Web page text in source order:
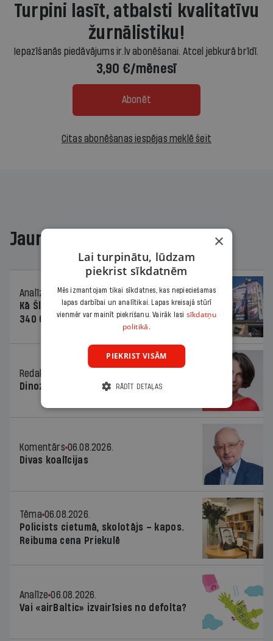
Turpini lasīt, atbalsti kvalitatīvu
žurnālistiku!
Iepazīšanās piedāvājums ir.lv abonēšanai. Atcel jebkurā brīdī.
3,90 €/mēnesī
Abonēt
Citas abonēšanas iespējas meklē šeit
Jaunākajā žurnālā
Analīze
06.08.2026.
Kā Šlesera partija palika nesodīta par
340 000 vērtu reklāmas kampaņu
Redaktores sleja
Dinozaura triks
Komentārs 06.08.2026.
Divas koalīcijas
Tēma 06.08.2026.
Policists cietumā, skolotājs – kapos.
Reibuma cena Priekulē
Analīze 06.08.2026.
Vai «airBaltic» izvairīsies no defolta?
×
Lai turpinātu, lūdzam
piekrist sīkdatnēm
Mēs izmantojam tikai sīkdatnes, kas nepieciešamas
lapas darbībai un analītikai. Lapas kreisajā stūrī
vienmēr var mainīt piekrišanu. Vairāk lasi sīkdatņu
politikā.
PIEKRIST VISĀM
RĀDĪT DETAĻAS